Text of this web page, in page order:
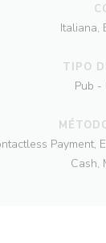
Italiana,
TIPO
Pub -
Payment,
Cash,